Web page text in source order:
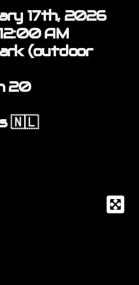
17th, 2026
AM
(outdoor
20
🇳🇱